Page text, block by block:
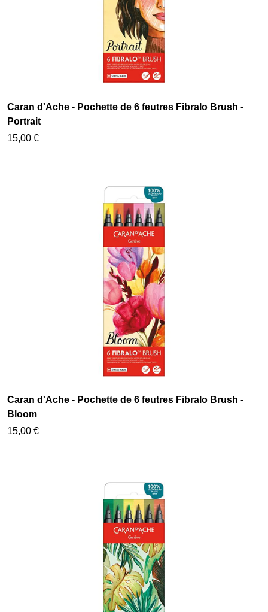
Caran d'Ache - Pochette de 6 feutres Fibralo Brush -
Portrait
15,00 €
Caran d'Ache - Pochette de 6 feutres Fibralo Brush -
Bloom
15,00 €